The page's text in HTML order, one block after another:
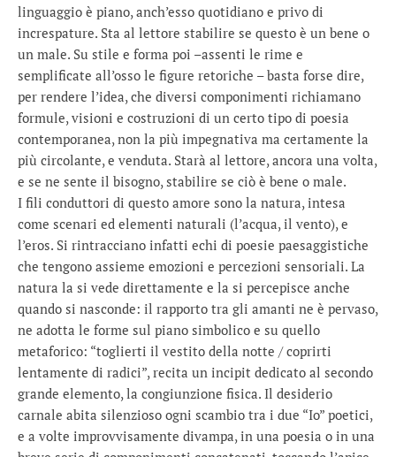
linguaggio è piano, anch’esso quotidiano e privo di
increspature. Sta al lettore stabilire se questo è un bene o
un male. Su stile e forma poi –assenti le rime e
semplificate all’osso le figure retoriche – basta forse dire,
per rendere l’idea, che diversi componimenti richiamano
formule, visioni e costruzioni di un certo tipo di poesia
contemporanea, non la più impegnativa ma certamente la
più circolante, e venduta. Starà al lettore, ancora una volta,
e se ne sente il bisogno, stabilire se ciò è bene o male.
I fili conduttori di questo amore sono la natura, intesa
come scenari ed elementi naturali (l’acqua, il vento), e
l’eros. Si rintracciano infatti echi di poesie paesaggistiche
che tengono assieme emozioni e percezioni sensoriali. La
natura la si vede direttamente e la si percepisce anche
quando si nasconde: il rapporto tra gli amanti ne è pervaso,
ne adotta le forme sul piano simbolico e su quello
metaforico: “toglierti il vestito della notte / coprirti
lentamente di radici”, recita un incipit dedicato al secondo
grande elemento, la congiunzione fisica. Il desiderio
carnale abita silenzioso ogni scambio tra i due “Io” poetici,
e a volte improvvisamente divampa, in una poesia o in una